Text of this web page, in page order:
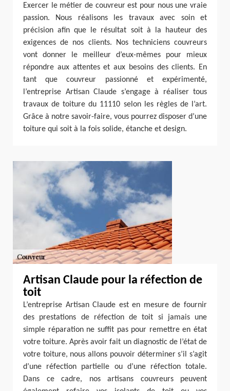
Exercer le métier de couvreur est pour nous une vraie
passion. Nous réalisons les travaux avec soin et
précision afin que le résultat soit à la hauteur des
exigences de nos clients. Nos techniciens couvreurs
vont donner le meilleur d’eux-mêmes pour mieux
répondre aux attentes et aux besoins des clients. En
tant que couvreur passionné et expérimenté,
l’entreprise Artisan Claude s’engage à réaliser tous
travaux de toiture du 11110 selon les règles de l’art.
Grâce à notre savoir-faire, vous pourrez disposer d’une
toiture qui soit à la fois solide, étanche et design.
Artisan Claude pour la réfection de
toit
L’entreprise Artisan Claude est en mesure de fournir
des prestations de réfection de toit si jamais une
simple réparation ne suffit pas pour remettre en état
votre toiture. Après avoir fait un diagnostic de l’état de
votre toiture, nous allons pouvoir déterminer s’il s’agit
d’une réfection partielle ou d’une réfection totale.
Dans ce cadre, nos artisans couvreurs peuvent